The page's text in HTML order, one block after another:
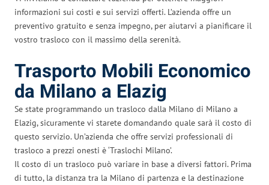
informazioni sui costi e sui servizi offerti. L’azienda offre un
preventivo gratuito e senza impegno, per aiutarvi a pianificare il
vostro trasloco con il massimo della serenità.
Trasporto Mobili Economico
da Milano a Elazig
Se state programmando un trasloco dalla Milano di Milano a
Elazig, sicuramente vi starete domandando quale sarà il costo di
questo servizio. Un’azienda che offre servizi professionali di
trasloco a prezzi onesti è ‘Traslochi Milano’.
Il costo di un trasloco può variare in base a diversi fattori. Prima
di tutto, la distanza tra la Milano di partenza e la destinazione